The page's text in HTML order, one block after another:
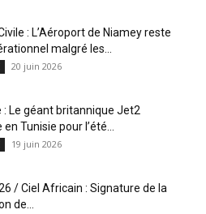
: L’Aéroport de Niamey reste
malgré les...
20 juin 2026
: Le géant britannique Jet2
Tunisie pour l’été...
19 juin 2026
/ Ciel Africain : Signature de la
de...